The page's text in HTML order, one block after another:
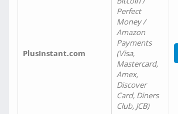
PlusInstant.com
Perfect
Money /
Amazon
Payments
(Visa,
Mastercard,
Amex,
Discover
Card, Diners
Club, JCB)